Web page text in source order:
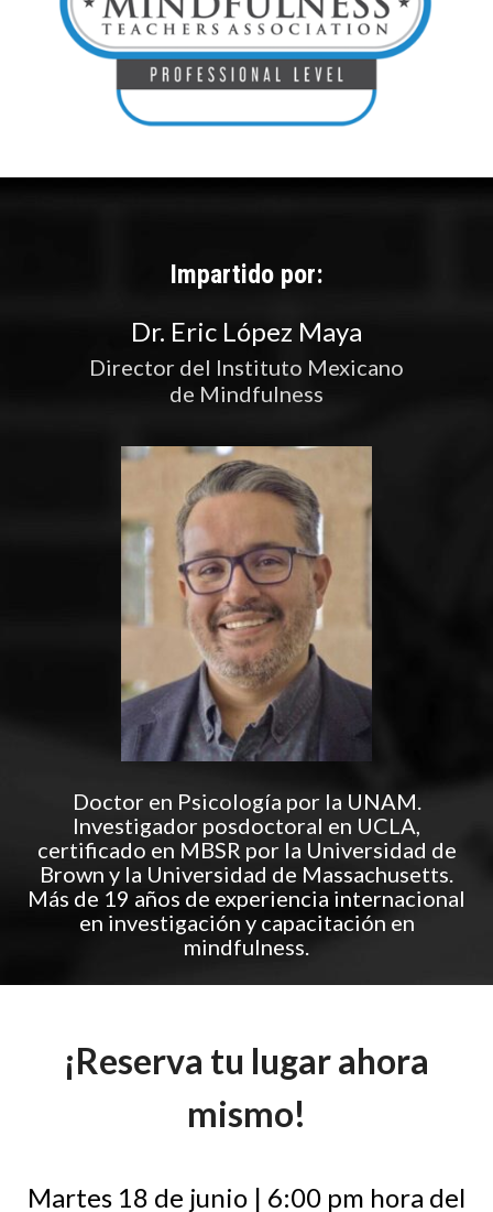
Impartido por:
Dr. Eric López Maya
Director del Instituto Mexicano
de Mindfulness
Doctor en Psicología por la UNAM.
Investigador posdoctoral en UCLA,
certificado en MBSR por la Universidad de
Brown y la Universidad de Massachusetts.
Más de 19 años de experiencia internacional
en investigación y capacitación en
mindfulness.
¡Reserva tu lugar ahora
mismo!
Martes 18 de junio | 6:00 pm hora del